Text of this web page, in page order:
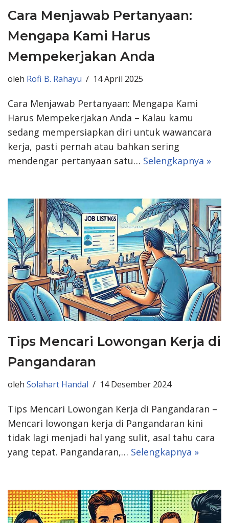
Cara Menjawab Pertanyaan:
Mengapa Kami Harus
Mempekerjakan Anda
oleh Rofi B. Rahayu 14 April 2025
Cara Menjawab Pertanyaan: Mengapa Kami
Harus Mempekerjakan Anda – Kalau kamu
sedang mempersiapkan diri untuk wawancara
kerja, pasti pernah atau bahkan sering
mendengar pertanyaan satu… Selengkapnya »
Tips Mencari Lowongan Kerja di
Pangandaran
oleh Solahart Handal 14 Desember 2024
Tips Mencari Lowongan Kerja di Pangandaran –
Mencari lowongan kerja di Pangandaran kini
tidak lagi menjadi hal yang sulit, asal tahu cara
yang tepat. Pangandaran,… Selengkapnya »